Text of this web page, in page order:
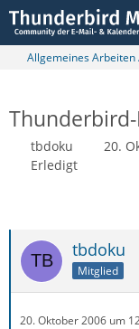
Allgemeines
tbdoku 20.
Erledigt
tbdoku
Mitglied
20. Oktober 2006 um